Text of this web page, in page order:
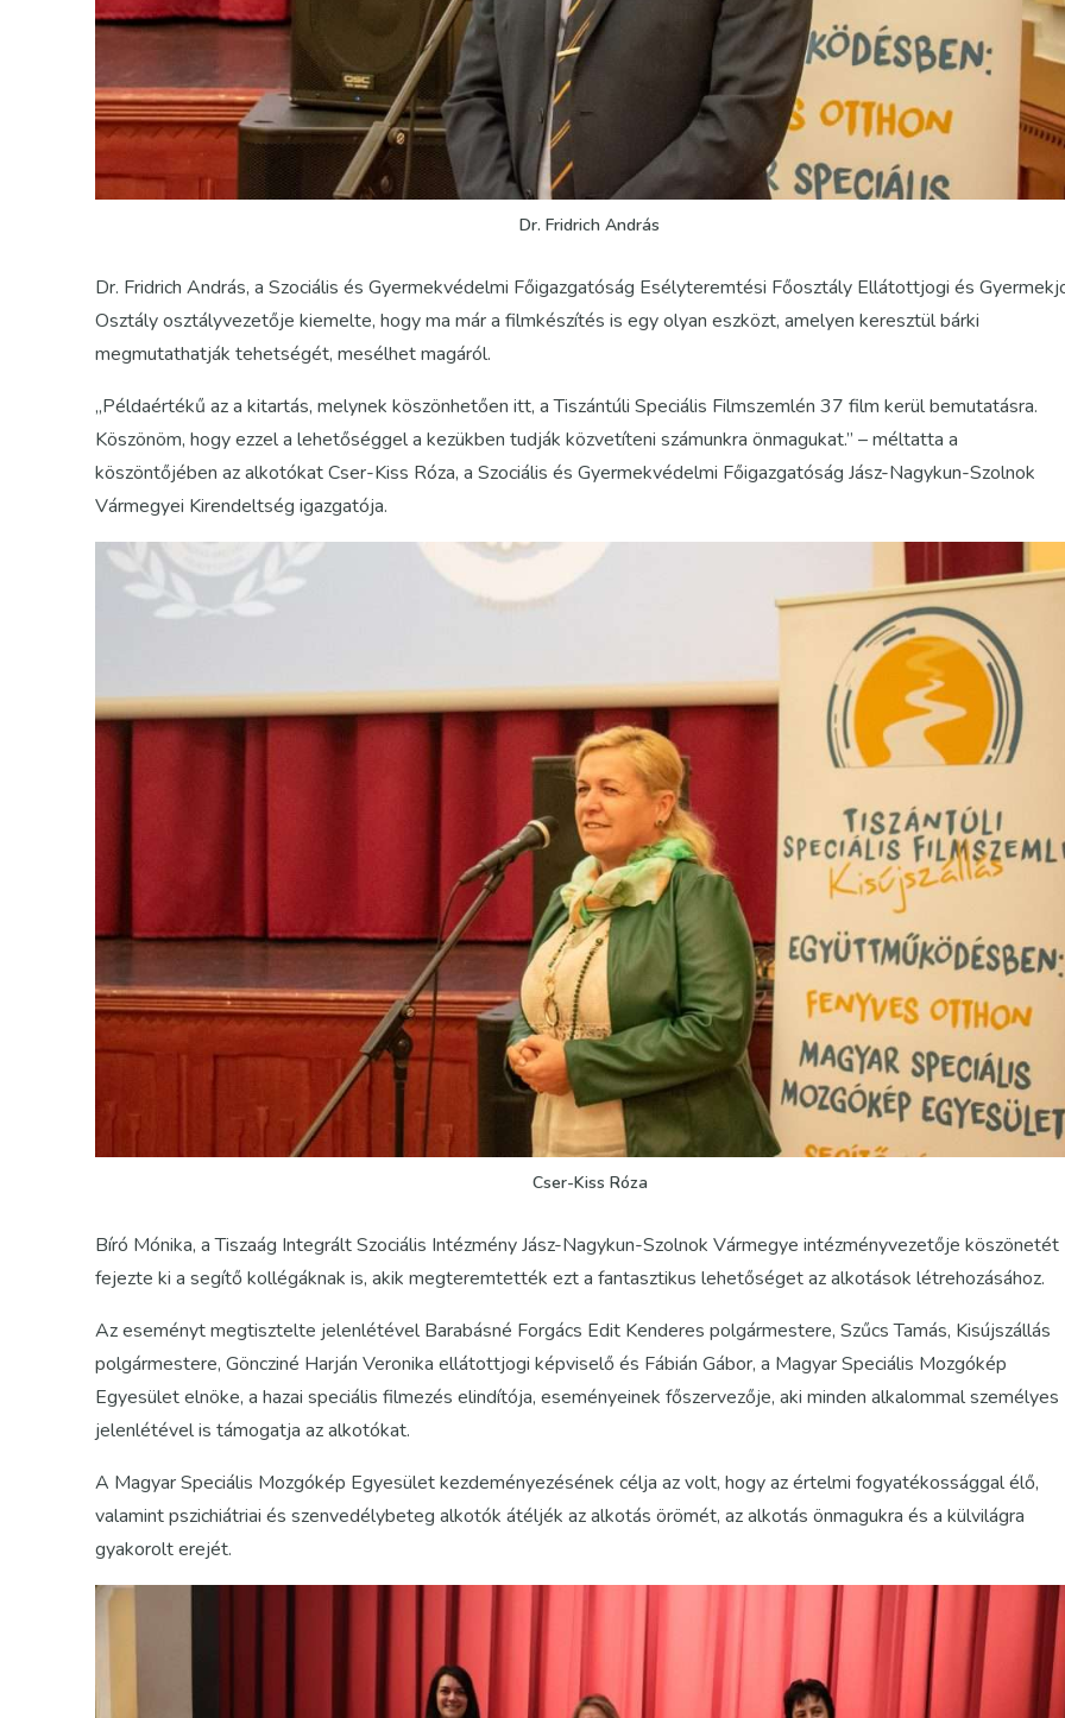
Dr. Fridrich András
Dr. Fridrich András, a Szociális és Gyermekvédelmi Főigazgatóság Esélyteremtési Főosztály Ellátottjogi és
Osztály osztályvezetője kiemelte, hogy ma már a filmkészítés is egy olyan eszközt, amelyen keresztül bárki
megmutathatják tehetségét, mesélhet magáról.
„Példaértékű az a kitartás, melynek köszönhetően itt, a Tiszántúli Speciális Filmszemlén 37 film kerül bemutatásra.
Köszönöm, hogy ezzel a lehetőséggel a kezükben tudják közvetíteni számunkra önmagukat.” – méltatta a
köszöntőjében az alkotókat Cser-Kiss Róza, a Szociális és Gyermekvédelmi Főigazgatóság Jász-Nagykun-Szolnok
Vármegyei Kirendeltség igazgatója.
Cser-Kiss Róza
Bíró Mónika, a Tiszaág Integrált Szociális Intézmény Jász-Nagykun-Szolnok Vármegye intézményvezetője köszönetét
fejezte ki a segítő kollégáknak is, akik megteremtették ezt a fantasztikus lehetőséget az alkotások létrehozásához.
Az eseményt megtisztelte jelenlétével Barabásné Forgács Edit Kenderes polgármestere, Szűcs Tamás, Kisújszállás
polgármestere, Göncziné Harján Veronika ellátottjogi képviselő és Fábián Gábor, a Magyar Speciális Mozgókép
Egyesület elnöke, a hazai speciális filmezés elindítója, eseményeinek főszervezője, aki minden alkalommal személyes
jelenlétével is támogatja az alkotókat.
A Magyar Speciális Mozgókép Egyesület kezdeményezésének célja az volt, hogy az értelmi fogyatékossággal élő,
valamint pszichiátriai és szenvedélybeteg alkotók átéljék az alkotás örömét, az alkotás önmagukra és a külvilágra
gyakorolt erejét.